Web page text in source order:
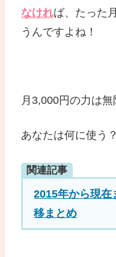
なければ、たった
うんですよね！
月3,000円の力は無
あなたは何に使う？
関連記事
2015年から現
移まとめ